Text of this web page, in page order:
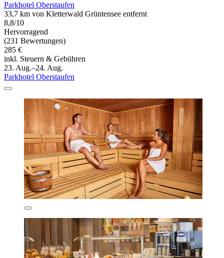
Parkhotel Oberstaufen
33,7 km von Kletterwald Grüntensee entfernt
8,8/10
Hervorragend
(231 Bewertungen)
285 €
inkl. Steuern & Gebühren
23. Aug.–24. Aug.
Parkhotel Oberstaufen